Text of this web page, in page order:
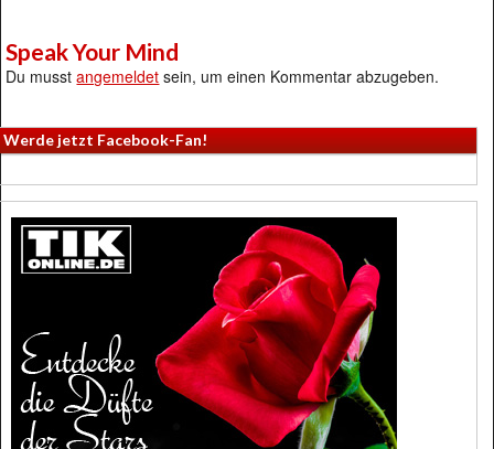
Speak Your Mind
Du musstangemeldet sein, um einen Kommentar abzugeben.
Werde jetzt Facebook-Fan!